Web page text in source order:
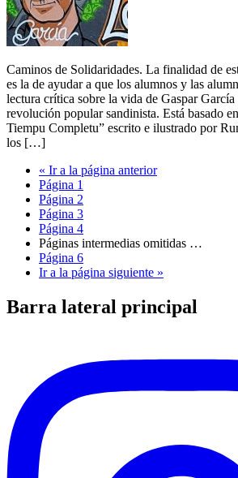
Caminos de Solidaridades. La finalidad de
es la de ayudar a que los alumnos y las
lectura crítica sobre la vida de Gaspar
revolución popular sandinista. Está basado
Tiempu Completu” escrito e ilustrado por
los […]
« Ir a la página anterior
Página 1
Página 2
Página 3
Página 4
Páginas intermedias omitidas …
Página 6
Ir a la página siguiente »
Barra lateral principal